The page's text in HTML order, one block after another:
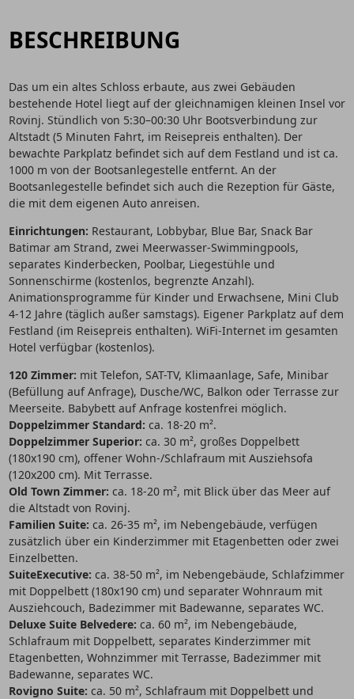
BESCHREIBUNG
Das um ein altes Schloss erbaute, aus zwei Gebäuden
bestehende Hotel liegt auf der gleichnamigen kleinen Insel vor
Rovinj. Stündlich von 5:30–00:30 Uhr Bootsverbindung zur
Altstadt (5 Minuten Fahrt, im Reisepreis enthalten). Der
bewachte Parkplatz befindet sich auf dem Festland und ist ca.
1000 m von der Bootsanlegestelle entfernt. An der
Bootsanlegestelle befindet sich auch die Rezeption für Gäste,
die mit dem eigenen Auto anreisen.
Einrichtungen: Restaurant, Lobbybar, Blue Bar, Snack Bar
Batimar am Strand, zwei Meerwasser-Swimmingpools,
separates Kinderbecken, Poolbar, Liegestühle und
Sonnenschirme (kostenlos, begrenzte Anzahl).
Animationsprogramme für Kinder und Erwachsene, Mini Club
4-12 Jahre (täglich außer samstags). Eigener Parkplatz auf dem
Festland (im Reisepreis enthalten). WiFi-Internet im gesamten
Hotel verfügbar (kostenlos).
120 Zimmer: mit Telefon, SAT-TV, Klimaanlage, Safe, Minibar
(Befüllung auf Anfrage), Dusche/WC, Balkon oder Terrasse zur
Meerseite. Babybett auf Anfrage kostenfrei möglich.
Doppelzimmer Standard: ca. 18-20 m².
Doppelzimmer Superior: ca. 30 m², großes Doppelbett
(180x190 cm), offener Wohn-/Schlafraum mit Ausziehsofa
(120x200 cm). Mit Terrasse.
Old Town Zimmer: ca. 18-20 m², mit Blick über das Meer auf
die Altstadt von Rovinj.
Familien Suite: ca. 26-35 m², im Nebengebäude, verfügen
zusätzlich über ein Kinderzimmer mit Etagenbetten oder zwei
Einzelbetten.
SuiteExecutive: ca. 38-50 m², im Nebengebäude, Schlafzimmer
mit Doppelbett (180x190 cm) und separater Wohnraum mit
Ausziehcouch, Badezimmer mit Badewanne, separates WC.
Deluxe Suite Belvedere: ca. 60 m², im Nebengebäude,
Schlafraum mit Doppelbett, separates Kinderzimmer mit
Etagenbetten, Wohnzimmer mit Terrasse, Badezimmer mit
Badewanne, separates WC.
Rovigno Suite: ca. 50 m², Schlafraum mit Doppelbett und